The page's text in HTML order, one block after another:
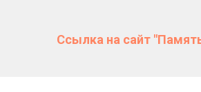
Ссылка на сайт